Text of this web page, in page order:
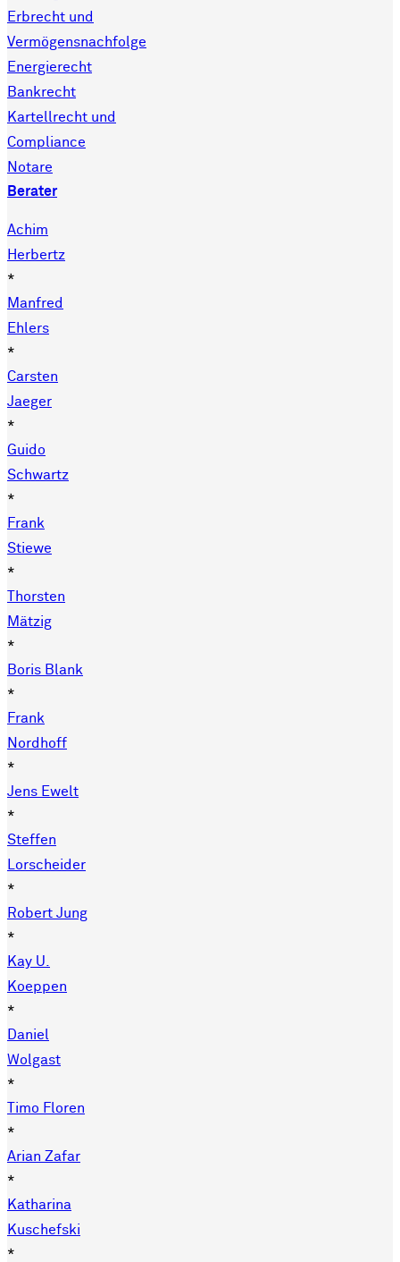
Erbrecht und
Vermögensnachfolge
Energierecht
Bankrecht
Kartellrecht und
Compliance
Notare
Berater
Achim
Herbertz
*
Manfred
Ehlers
*
Carsten
Jaeger
*
Guido
Schwartz
*
Frank
Stiewe
*
Thorsten
Mätzig
*
Boris Blank
*
Frank
Nordhoff
*
Jens Ewelt
*
Steffen
Lorscheider
*
Robert Jung
*
Kay U.
Koeppen
*
Daniel
Wolgast
*
Timo Floren
*
Arian Zafar
*
Katharina
Kuschefski
*